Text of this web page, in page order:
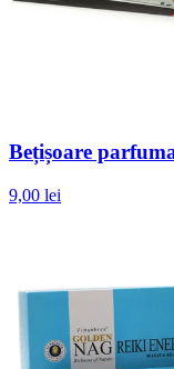
Bețișoare
9,00 lei